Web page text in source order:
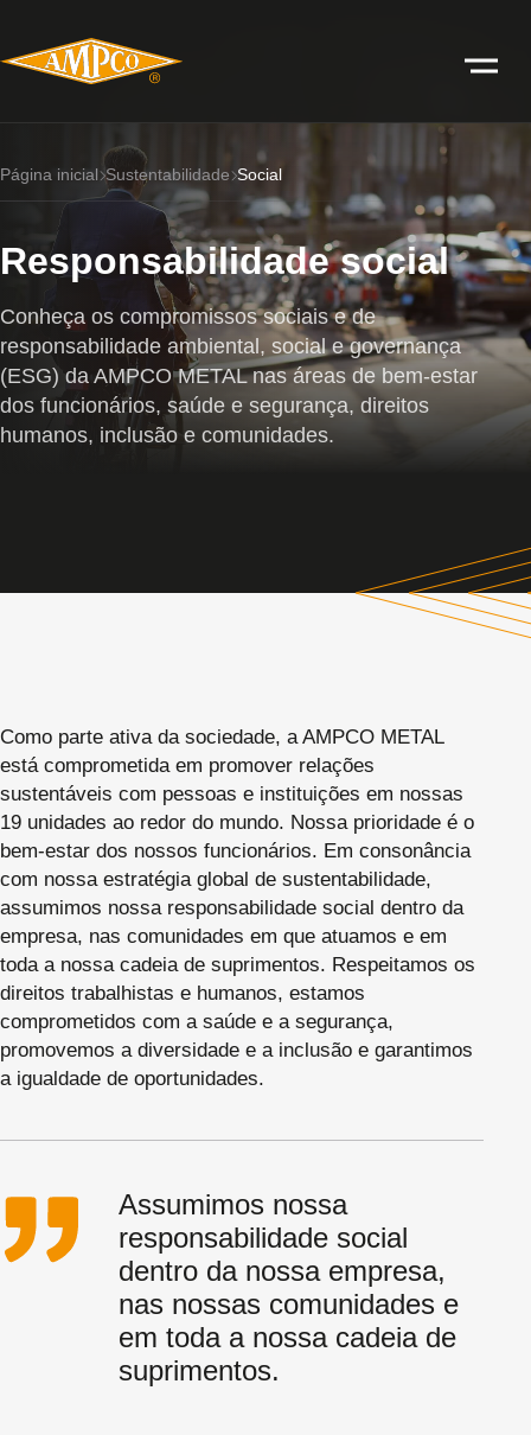
Página inicial Sustentabilidade Social
Responsabilidade social
Conheça os compromissos sociais e de
responsabilidade ambiental, social e governança
(ESG) da AMPCO METAL nas áreas de bem-estar
dos funcionários, saúde e segurança, direitos
humanos, inclusão e comunidades.
Como parte ativa da sociedade, a AMPCO METAL
está comprometida em promover relações
sustentáveis com pessoas e instituições em nossas
19 unidades ao redor do mundo. Nossa prioridade é o
bem-estar dos nossos funcionários. Em consonância
com nossa estratégia global de sustentabilidade,
assumimos nossa responsabilidade social dentro da
empresa, nas comunidades em que atuamos e em
toda a nossa cadeia de suprimentos. Respeitamos os
direitos trabalhistas e humanos, estamos
comprometidos com a saúde e a segurança,
promovemos a diversidade e a inclusão e garantimos
a igualdade de oportunidades.
Assumimos nossa
responsabilidade social
dentro da nossa empresa,
nas nossas comunidades e
em toda a nossa cadeia de
suprimentos.